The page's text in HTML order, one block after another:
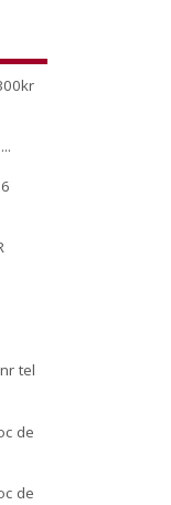
tel
de
de